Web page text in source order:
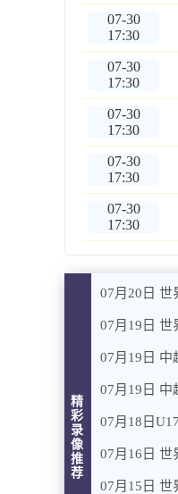
07-30
17:30
07-30
17:30
07-30
17:30
07-30
17:30
07-30
17:30
精
彩
录
像
推
荐
07月20日 世
07月19日 世
07月19日 中
07月19日 中
07月18日
07月16日 世
07月15日 世